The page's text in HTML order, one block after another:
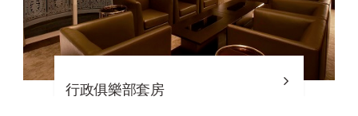
行政俱樂部套房